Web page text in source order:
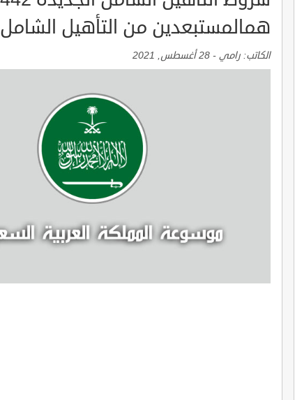
همالمستبعدين من التأهيل الشامل
الكاتب: رامي - 28 أغسطس, 2021